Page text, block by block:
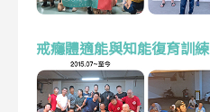
戒癮體適能與知能復育訓練